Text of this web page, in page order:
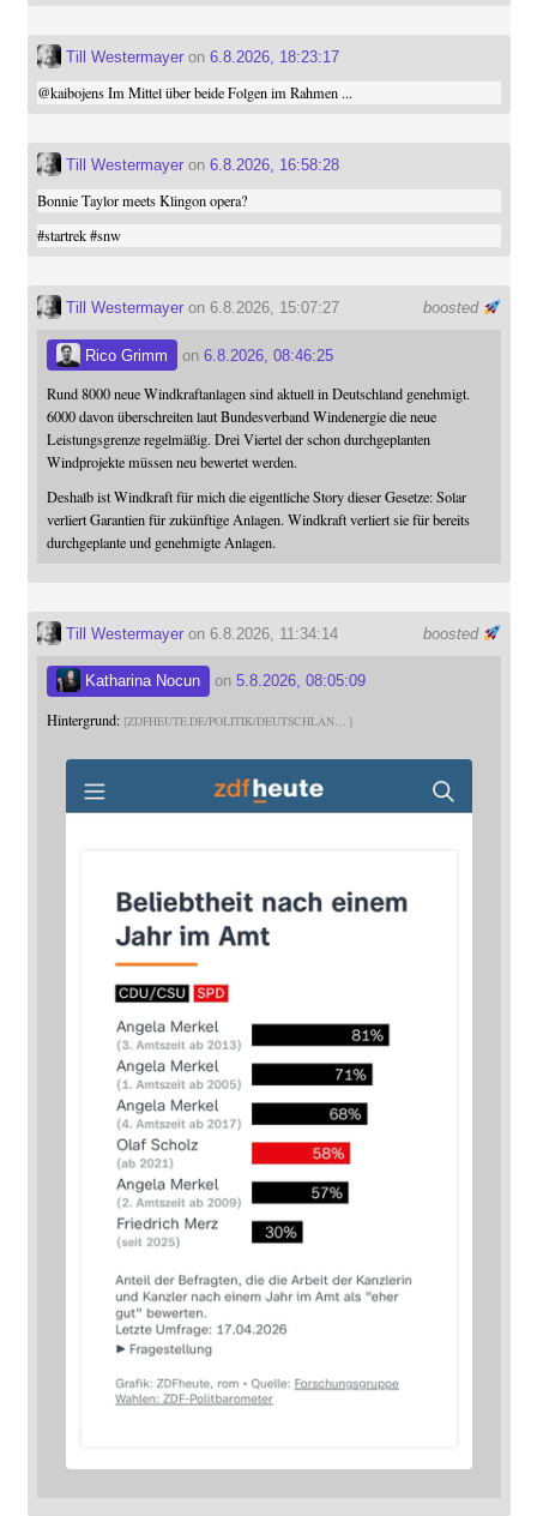
Till Westermayeron 6.8.2026, 18:23:17
@kaibojensIm Mittel über beide Folgen im Rahmen ...
Till Westermayeron 6.8.2026, 16:58:28
Bonnie Taylor meets Klingon opera?
#startrek #snw
boosted
Till Westermayeron 6.8.2026, 15:07:27
Rico Grimm on 6.8.2026, 08:46:25
Rund 8000 neue Windkraftanlagen sind aktuell in Deutschland genehmigt.
6000 davon überschreiten laut Bundesverband Windenergie die neue
Leistungsgrenze regelmäßig. Drei Viertel der schon durchgeplanten
Windprojekte müssen neu bewertet werden.
Deshalb ist Windkraft für mich die eigentliche Story dieser Gesetze: Solar
verliert Garantien für zukünftige Anlagen. Windkraft verliert sie für bereits
durchgeplante und genehmigte Anlagen.
boosted
Till Westermayeron 6.8.2026, 11:34:14
Katharina Nocun on 5.8.2026, 08:05:09
Hintergrund: ZDFHEUTE.DE/POLITIK/DEUTSCHLAN